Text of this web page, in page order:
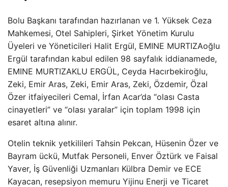
Bolu Başkanı tarafından hazırlanan ve 1. Yüksek Ceza
Mahkemesi, Otel Sahipleri, Şirket Yönetim Kurulu
Üyeleri ve Yöneticileri Halit Ergül, EMINE MURTIZAoğlu
Ergül tarafından kabul edilen 98 sayfalık iddianamede,
EMINE MURTIZAKLU ERGÜL, Ceyda Hacırbekiroğlu,
Zeki, Emir Aras, Zeki, Emir Aras, Zeki, Özdemir, Özal
Özer itfaiyecileri Cemal, İrfan Acar’da “olası Casta
cinayetleri” ve “olası yaralar” için toplam 1998 için
esaret altına alınır.
Otelin teknik yetkilileri Tahsin Pekcan, Hüsenin Özer ve
Bayram ückü, Mutfak Personeli, Enver Öztürk ve Faisal
Yaver, İş Güvenliği Uzmanları Külbra Demir ve ECE
Kayacan, resepsiyon memuru Yijinu Enerji ve Ticaret